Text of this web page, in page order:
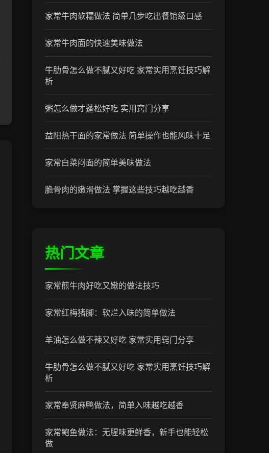
家常牛肉软糯做法 简单几步吃出餐馆级口感
家常牛肉面的快速美味做法
牛肋骨怎么做不腻又好吃 家常实用烹饪技巧解
析
粥怎么做才蓬松好吃 实用窍门分享
益阳热干面的家常做法 简单操作也能风味十足
家常白菜闷面的简单美味做法
脆骨肉的嫩滑做法 掌握这些技巧越吃越香
热门文章
家常煎牛肉好吃又嫩的做法技巧
家常红梅猪脚：软烂入味的简单做法
羊油怎么做不辣又好吃 家常实用窍门分享
牛肋骨怎么做不腻又好吃 家常实用烹饪技巧解
析
家常奉贤麻鸭做法，简单入味越吃越香
家常鲍鱼做法：无腥味更鲜香，新手也能轻松
做